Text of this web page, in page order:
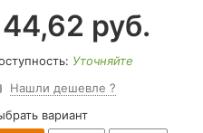
руб.
Уточняйте
Нашли дешевле ?
вариант